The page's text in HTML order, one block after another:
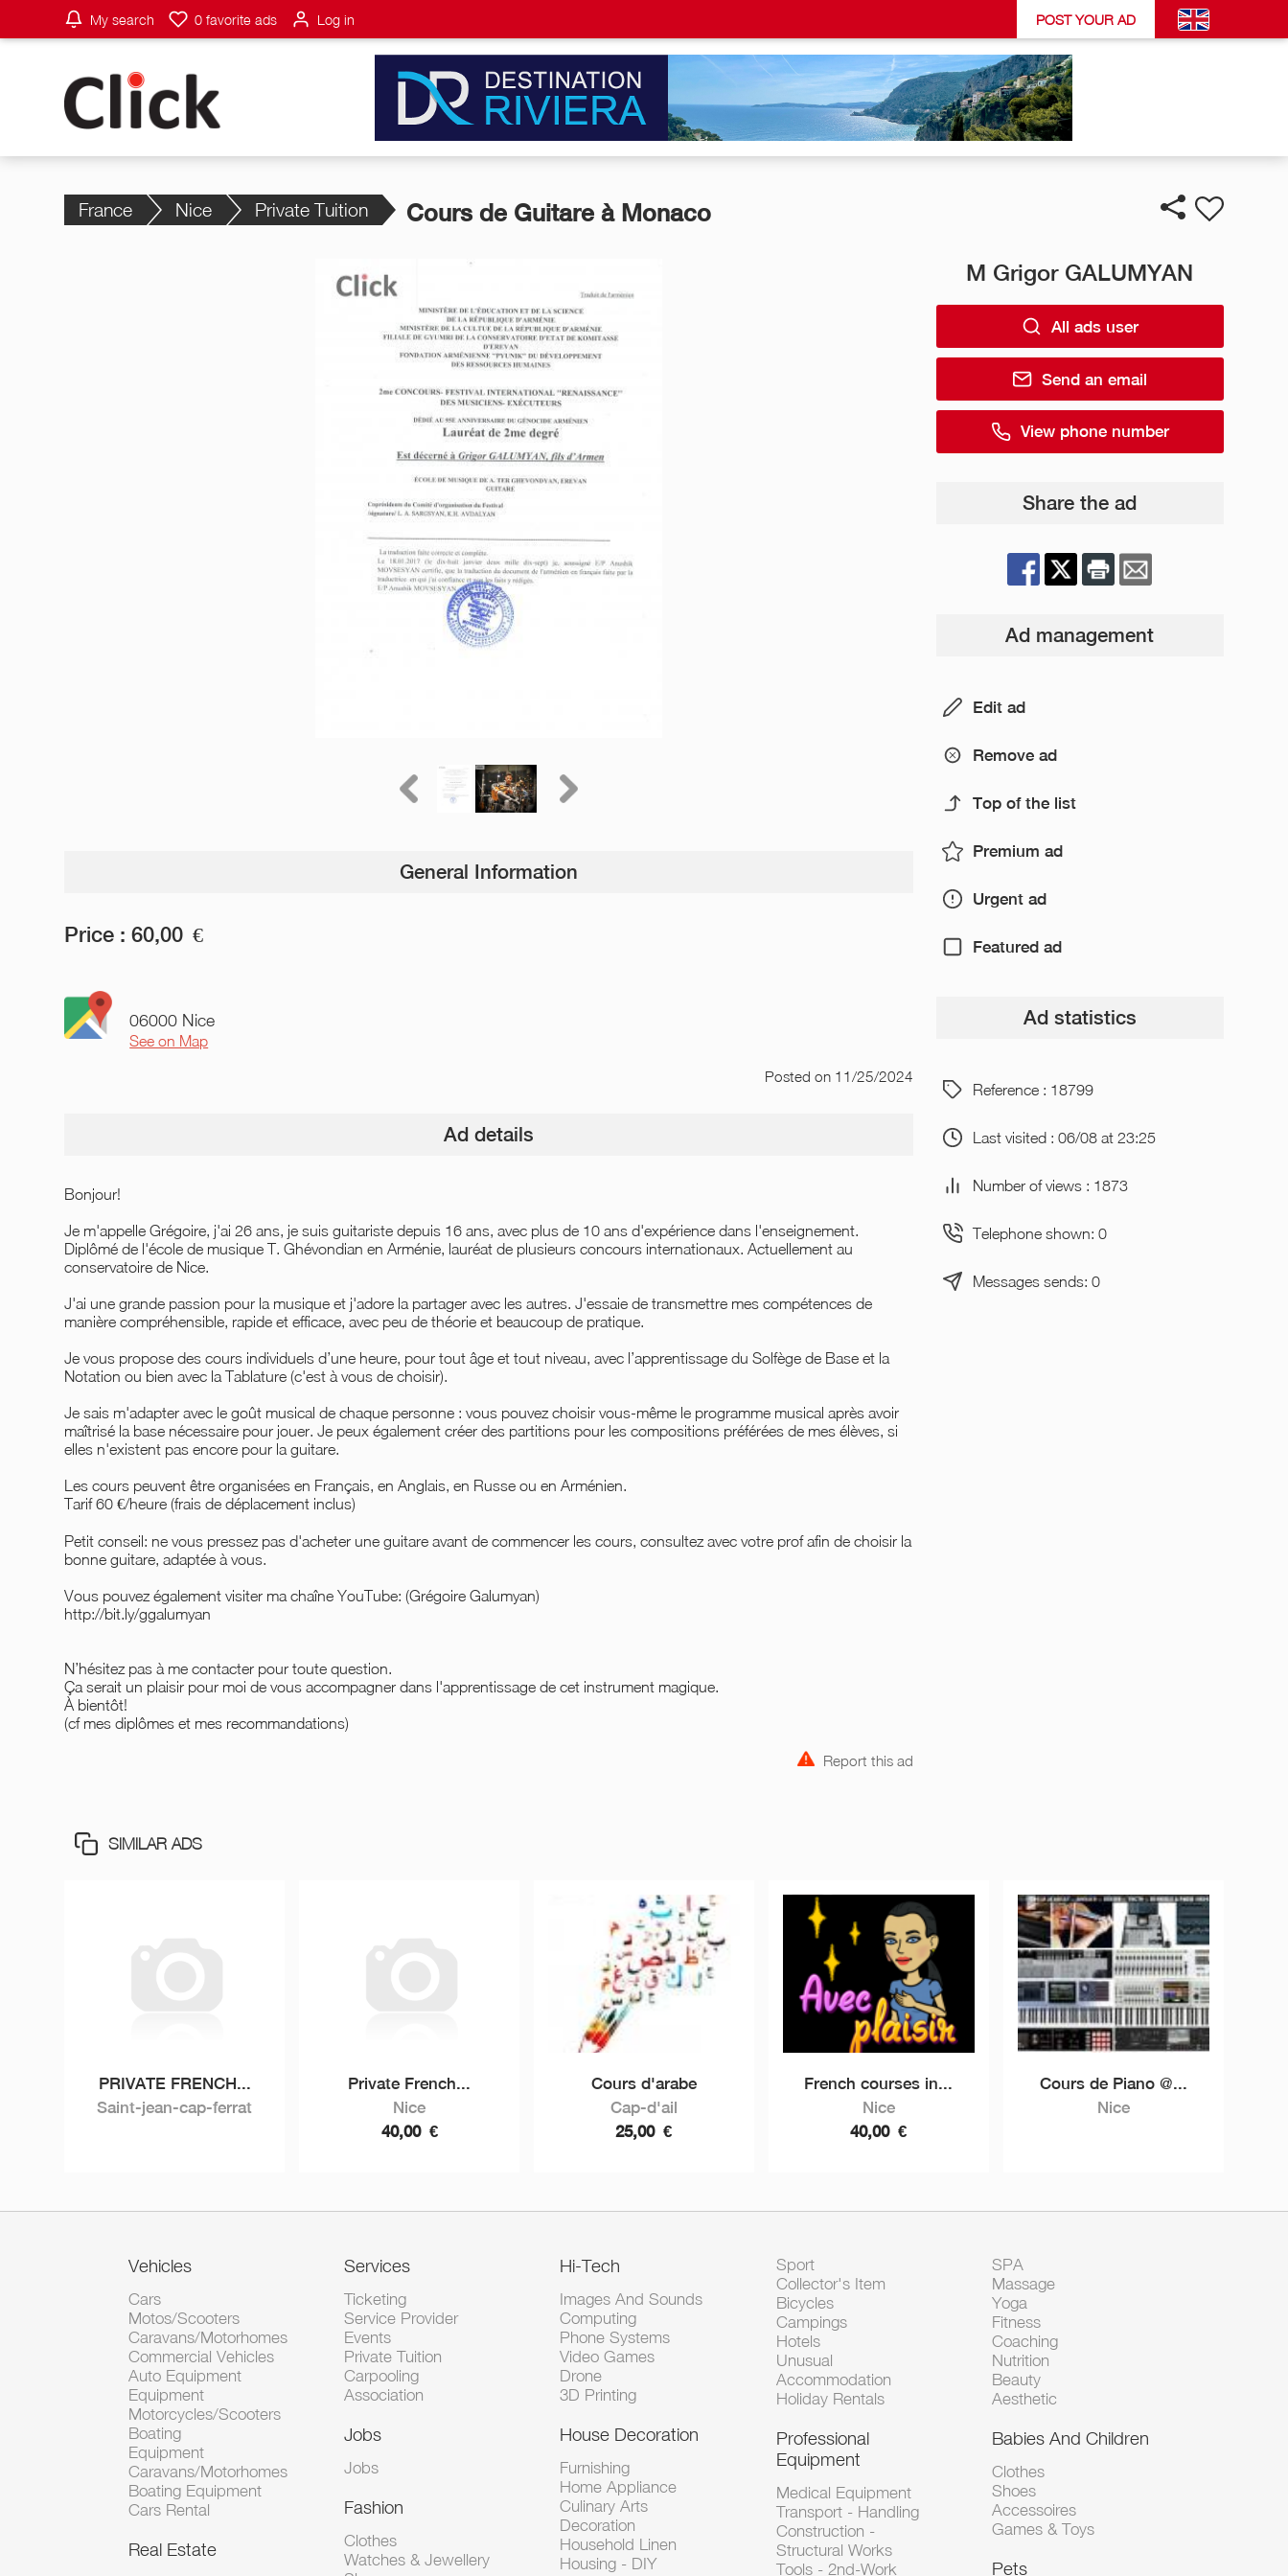
My search 0 favorite ads Log in POST YOUR AD
France Nice Private Tuition Cours de Guitare à Monaco
General Information
Price : 60,00 €
06000 Nice
See on Map
Posted on 11/25/2024
Ad details
Bonjour!
Je m'appelle Grégoire, j'ai 26 ans, je suis guitariste depuis 16 ans, avec plus de 10 ans d'expérience dans l'enseignement.
Diplômé de l'école de musique T. Ghévondian en Arménie, lauréat de plusieurs concours internationaux. Actuellement au
conservatoire de Nice.
J'ai une grande passion pour la musique et j'adore la partager avec les autres. J'essaie de transmettre mes compétences de
manière compréhensible, rapide et efficace, avec peu de théorie et beaucoup de pratique.
Je vous propose des cours individuels d’une heure, pour tout âge et tout niveau, avec l’apprentissage du Solfège de Base et la
Notation ou bien avec la Tablature (c'est à vous de choisir).
Je sais m'adapter avec le goût musical de chaque personne : vous pouvez choisir vous-même le programme musical après avoir
maîtrisé la base nécessaire pour jouer. Je peux également créer des partitions pour les compositions préférées de mes élèves, si
elles n'existent pas encore pour la guitare.
Les cours peuvent être organisées en Français, en Anglais, en Russe ou en Arménien.
Tarif 60 €/heure (frais de déplacement inclus)
Petit conseil: ne vous pressez pas d'acheter une guitare avant de commencer les cours, consultez avec votre prof afin de choisir la
bonne guitare, adaptée à vous.
Vous pouvez également visiter ma chaîne YouTube: (Grégoire Galumyan)
http://bit.ly/ggalumyan
N’hésitez pas à me contacter pour toute question.
Ça serait un plaisir pour moi de vous accompagner dans l'apprentissage de cet instrument magique.
À bientôt!
(cf mes diplômes et mes recommandations)
Report this ad
M Grigor GALUMYAN
All ads user
Send an email
View phone number
Share the ad
Ad management
Edit ad
Remove ad
Top of the list
Premium ad
Urgent ad
Featured ad
Ad statistics
Reference : 18799
Last visited : 06/08 at 23:25
Number of views : 1873
Telephone shown: 0
Messages sends: 0
SIMILAR ADS
PRIVATE FRENCH...
Saint-jean-cap-ferrat
Private French...
Nice
40,00 €
Cours d'arabe
Cap-d'ail
25,00 €
French courses in...
Nice
40,00 €
Cours de Piano @...
Nice
Vehicles
Cars
Motos/Scooters
Caravans/Motorhomes
Commercial Vehicles
Auto Equipment
Equipment
Motorcycles/Scooters
Boating
Equipment
Caravans/Motorhomes
Boating Equipment
Cars Rental
Real Estate
Services
Ticketing
Service Provider
Events
Private Tuition
Carpooling
Association
Jobs
Jobs
Fashion
Clothes
Watches & Jewellery
Hi-Tech
Images And Sounds
Computing
Phone Systems
Video Games
Drone
3D Printing
House Decoration
Furnishing
Home Appliance
Culinary Arts
Decoration
Household Linen
Housing - DIY
Sport
Collector's Item
Bicycles
Campings
Hotels
Unusual
Accommodation
Holiday Rentals
Professional
Equipment
Medical Equipment
Transport - Handling
Construction -
Structural Works
Tools - 2nd-Work
SPA
Massage
Yoga
Fitness
Coaching
Nutrition
Beauty
Aesthetic
Babies And Children
Clothes
Shoes
Accessoires
Games & Toys
Pets